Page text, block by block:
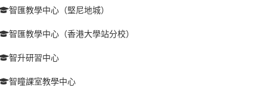
智匯教學中心（堅尼地城）
智匯教學中心（香港大學站分校）
智升研習中心
智瞳課室教學中心